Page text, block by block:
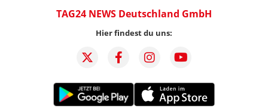
TAG24 NEWS Deutschland GmbH
Hier findest du uns: